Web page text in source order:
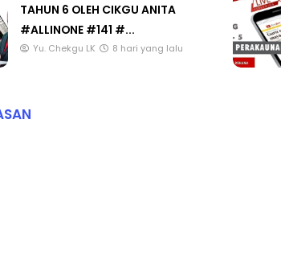
TAHUN 6 OLEH CIKGU ANITA
#ALLINONE #141 #...
Yu. Chekgu LK 8 hari yang lalu